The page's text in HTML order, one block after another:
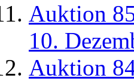
Auktion
10.
Auktion